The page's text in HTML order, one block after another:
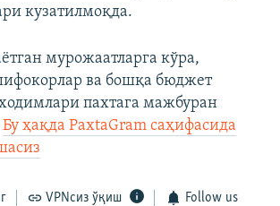
кузатилмоқда.
мурожаатларга кўра,
ва бошқа бюджет
пахтага мажбуран
Бу ҳақда PaxtaGram саҳифасида
VPNсиз ўқиш Follow us